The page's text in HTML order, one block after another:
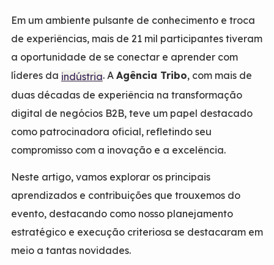
Em um ambiente pulsante de conhecimento e troca
de experiências, mais de 21 mil participantes tiveram
a oportunidade de se conectar e aprender com
líderes da indústria. A Agência Tribo, com mais de
duas décadas de experiência na transformação
digital de negócios B2B, teve um papel destacado
como patrocinadora oficial, refletindo seu
compromisso com a inovação e a excelência.
Neste artigo, vamos explorar os principais
aprendizados e contribuições que trouxemos do
evento, destacando como nosso planejamento
estratégico e execução criteriosa se destacaram em
meio a tantas novidades.